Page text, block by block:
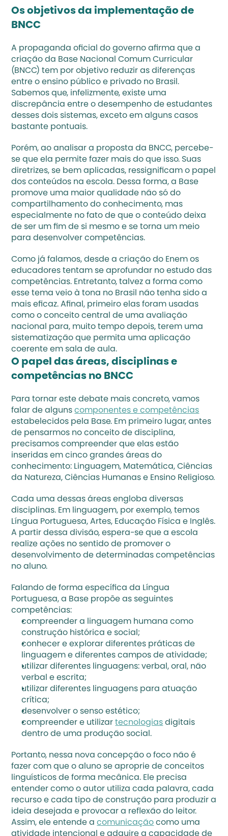
Os objetivos da implementação de
BNCC
A propaganda oficial do governo afirma que a
criação da Base Nacional Comum Curricular
(BNCC) tem por objetivo reduzir as diferenças
entre o ensino público e privado no Brasil.
Sabemos que, infelizmente, existe uma
discrepância entre o desempenho de estudantes
desses dois sistemas, exceto em alguns casos
bastante pontuais.
Porém, ao analisar a proposta da BNCC, percebe-
se que ela permite fazer mais do que isso. Suas
diretrizes, se bem aplicadas, ressignificam o papel
dos conteúdos na escola. Dessa forma, a Base
promove uma maior qualidade não só do
compartilhamento do conhecimento, mas
especialmente no fato de que o conteúdo deixa
de ser um fim de si mesmo e se torna um meio
para desenvolver competências.
Como já falamos, desde a criação do Enem os
educadores tentam se aprofundar no estudo das
competências. Entretanto, talvez a forma como
esse tema veio à tona no Brasil não tenha sido a
mais eficaz. Afinal, primeiro elas foram usadas
como o conceito central de uma avaliação
nacional para, muito tempo depois, terem uma
sistematização que permita uma aplicação
coerente em sala de aula.
O papel das áreas, disciplinas e
competências no BNCC
Para tornar este debate mais concreto, vamos
falar de alguns componentes e competências
estabelecidos pela Base. Em primeiro lugar, antes
de pensarmos no conceito de disciplina,
precisamos compreender que elas estão
inseridas em cinco grandes áreas do
conhecimento: Linguagem, Matemática, Ciências
Cada uma dessas áreas engloba diversas
disciplinas. Em linguagem, por exemplo, temos
Língua Portuguesa, Artes, Educação Física e Inglês.
A partir dessa divisão, espera-se que a escola
realize ações no sentido de promover o
desenvolvimento de determinadas competências
no aluno.
Falando de forma específica da Língua
Portuguesa, a Base propõe as seguintes
competências:
compreender a linguagem humana como
construção histórica e social;
conhecer e explorar diferentes práticas de
linguagem e diferentes campos de atividade;
utilizar diferentes linguagens: verbal, oral, não
verbal e escrita;
utilizar diferentes linguagens para atuação
crítica;
desenvolver o senso estético;
compreender e utilizar tecnologias digitais
dentro de uma produção social.
Portanto, nessa nova concepção o foco não é
fazer com que o aluno se aproprie de conceitos
linguísticos de forma mecânica. Ele precisa
entender como o autor utiliza cada palavra, cada
recurso e cada tipo de construção para produzir a
ideia desejada e provocar a reflexão do leitor.
Assim, ele entende a comunicação como uma
atividade intencional e adquire a capacidade de